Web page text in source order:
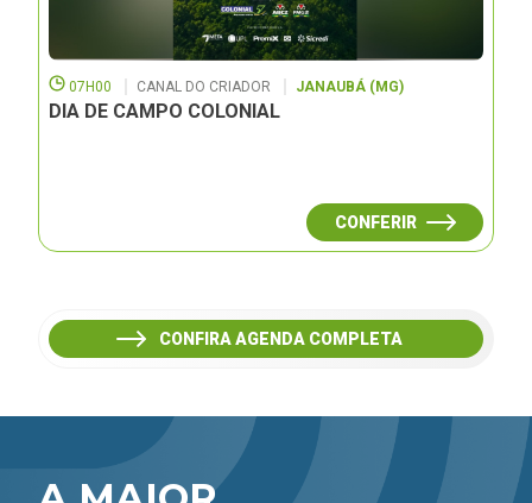
07H00 CANAL DO CRIADOR JANAUBÁ (MG)
DIA DE CAMPO COLONIAL
CONFERIR
CONFIRA AGENDA COMPLETA